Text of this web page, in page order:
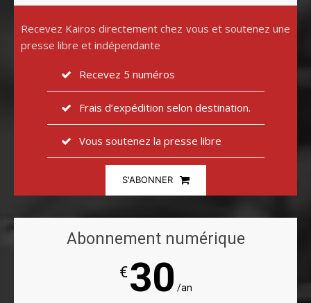
Recevez Kairos directement chez vous et soutenez une
presse libre et indépendante
Recevez 5 numéros
Frais d’expédition selon destination.
Vous soutenez la presse libre
S'ABONNER
Abonnement numérique
€30 /an